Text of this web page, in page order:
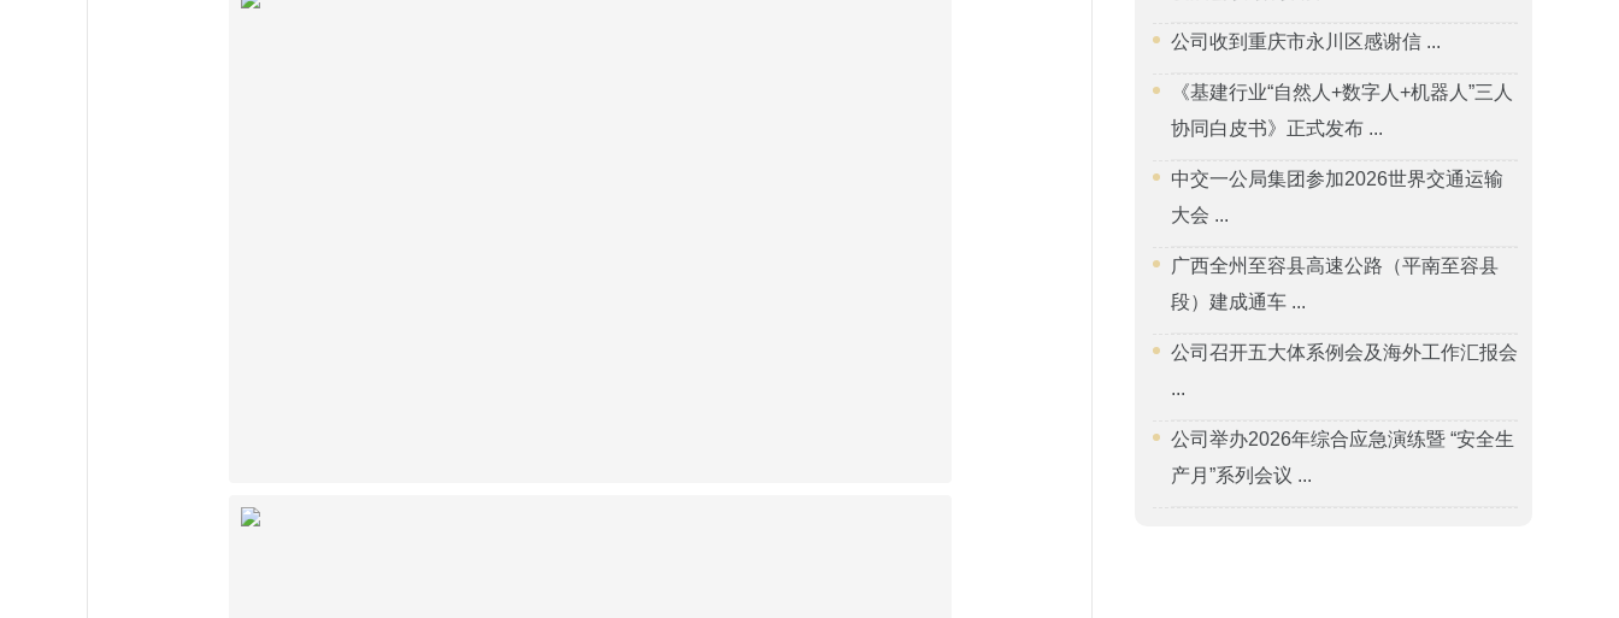
公司收到重庆市永川区感谢信 ...
《基建行业“自然人+数字人+机器人”三人
协同白皮书》正式发布 ...
中交一公局集团参加2026世界交通运输
大会 ...
广西全州至容县高速公路（平南至容县
段）建成通车 ...
公司召开五大体系例会及海外工作汇报会
...
公司举办2026年综合应急演练暨 “安全生
产月”系列会议 ...